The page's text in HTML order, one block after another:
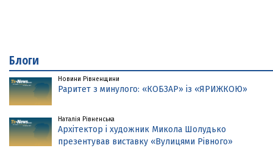
Блоги
Новини Рівненщини
Раритет з минулого: «КОБЗАР» із «ЯРИЖКОЮ»
Наталія Рівненська
Архітектор і художник Микола Шолудько
презентував виставку «Вулицями Рівного»